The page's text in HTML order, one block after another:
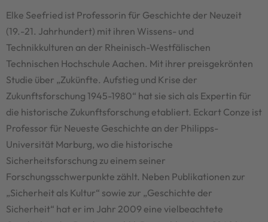
Elke Seefried ist Professorin für Geschichte der Neuzeit
(19.-21. Jahrhundert) mit ihren Wissens- und
Technikkulturen an der Rheinisch-Westfälischen
Technischen Hochschule Aachen. Mit ihrer preisgekrönten
Studie über „Zukünfte. Aufstieg und Krise der
Zukunftsforschung 1945-1980“ hat sie sich als Expertin für
die historische Zukunftsforschung etabliert. Eckart Conze ist
Professor für Neueste Geschichte an der Philipps-
Universität Marburg, wo die historische
Sicherheitsforschung zu einem seiner
Forschungsschwerpunkte zählt. Neben Publikationen zur
„Sicherheit als Kultur“ sowie zur „Geschichte der
Sicherheit“ hat er im Jahr 2009 eine vielbeachtete